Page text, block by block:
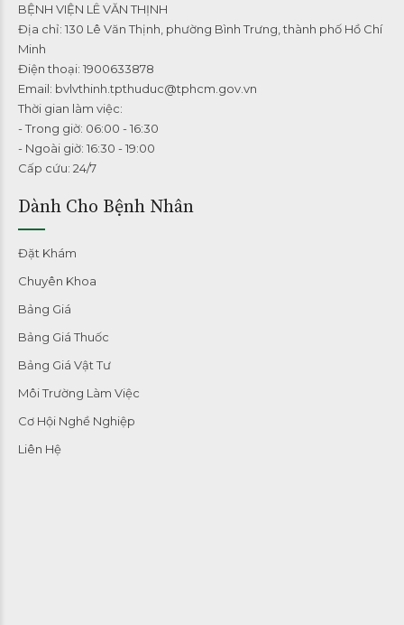
BỆNH VIỆN LÊ VĂN THỊNH
Địa chỉ: 130 Lê Văn Thịnh, phường Bình Trưng, thành phố Hồ Chí
Minh
Điện thoại: 1900633878
Email: bvlvthinh.tpthuduc@tphcm.gov.vn
Thời gian làm việc:
- Trong giờ: 06:00 - 16:30
- Ngoài giờ: 16:30 - 19:00
Cấp cứu: 24/7
Dành Cho Bệnh Nhân
Đặt Khám
Chuyên Khoa
Bảng Giá
Bảng Giá Thuốc
Bảng Giá Vật Tư
Môi Trường Làm Việc
Cơ Hội Nghề Nghiệp
Liên Hệ